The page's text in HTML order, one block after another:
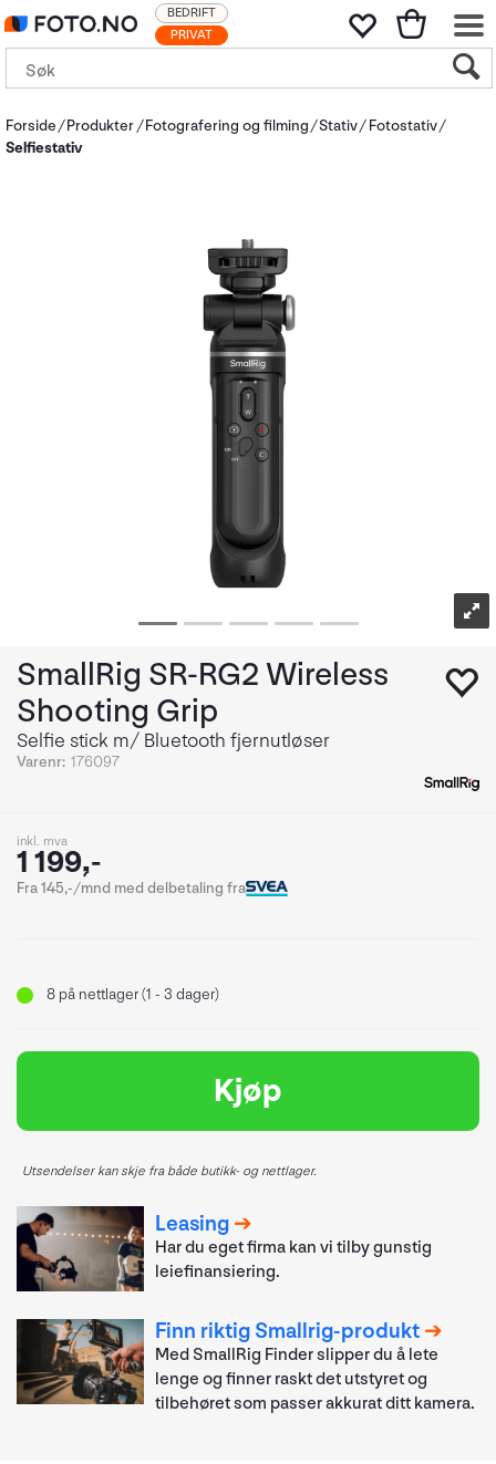
PRIVAT
BEDRIFT
Forside Produkter Fotografering og filming Stativ
Fotostativ
Selfiestativ
SmallRig SR-RG2 Wireless
Shooting Grip
Selfie stick m/ Bluetooth fjernutløser
Varenr: 176097
inkl. mva
1 199,-
Fra 145,-/mnd med delbetaling fra
8 på nettlager (1 - 3 dager)
Kjøp
Utsendelser kan skje fra både butikk- og nettlager.
Leasing
Har du eget firma kan vi tilby gunstig
leiefinansiering.
Finn riktig Smallrig-produkt
Med SmallRig Finder slipper du å lete
lenge og finner raskt det utstyret og
tilbehøret som passer akkurat ditt kamera.